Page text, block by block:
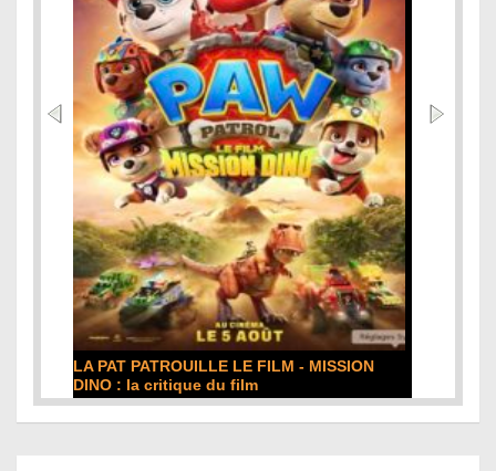
LA PAT PATROUILLE LE FILM - MISSION
DINO : la critique du film